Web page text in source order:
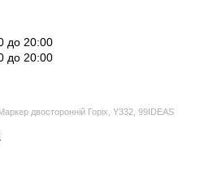
до 20:00
до 20:00
двосторонній Горіх, Y332, 99IDEAS